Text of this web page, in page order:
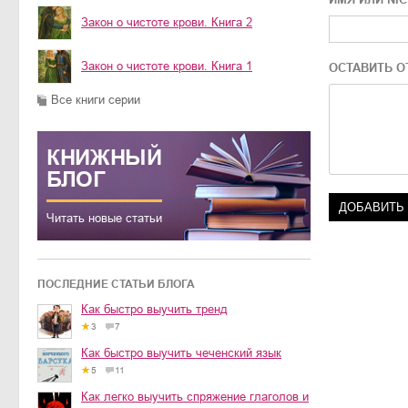
Закон о чистоте крови. Книга 2
Закон о чистоте крови. Книга 1
Все книги серии
КНИЖНЫЙ
БЛОГ
Читать новые статьи
ПОСЛЕДНИЕ СТАТЬИ БЛОГА
Как быстро выучить тренд
3 7
Как быстро выучить чеченский язык
5 11
Как легко выучить спряжение глаголов и
ОСТАВИТЬ